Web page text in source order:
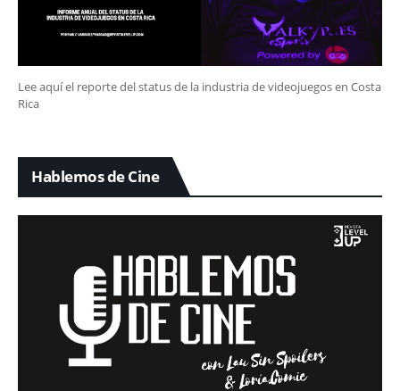
Lee aquí el reporte del status de la industria de videojuegos en Costa
Rica
Hablemos de Cine